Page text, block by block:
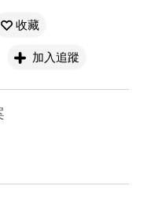
收藏
加入追蹤